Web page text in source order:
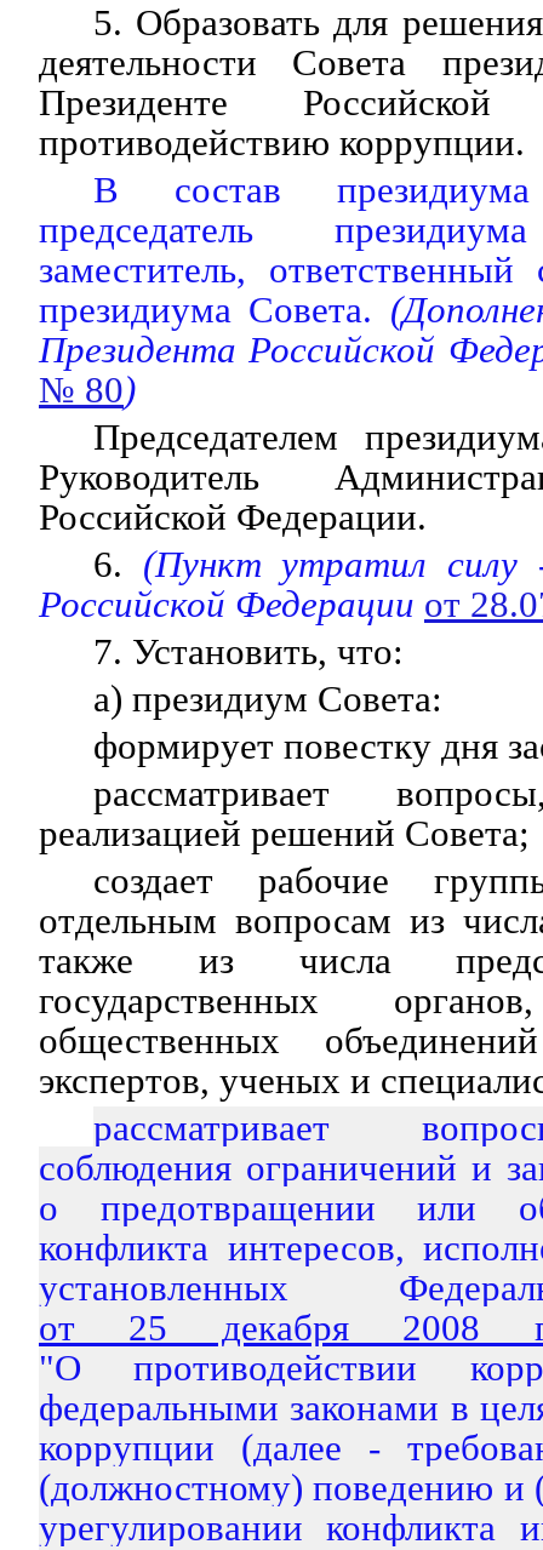
5. Образовать для
деятельности Совета
Президенте
противодействию коррупции.
В состав
председатель
заместитель,
президиума Совета.
Президента Российской
№ 80)
Председателем
Руководитель
Российской Федерации.
6. (Пункт утратил силу
Российской Федерации от
7. Установить, что:
а) президиум Совета:
формирует повестку дня
рассматривает
реализацией решений Совета;
создает рабочие
отдельным вопросам из
также из числа
государственных
общественных
экспертов, ученых и
рассматривает
соблюдения ограничений и
о предотвращении или
конфликта интересов,
установленных
от 25 декабря
"О противодействии
федеральными законами в
коррупции (далее -
(должностному) поведению и
урегулировании конфликта